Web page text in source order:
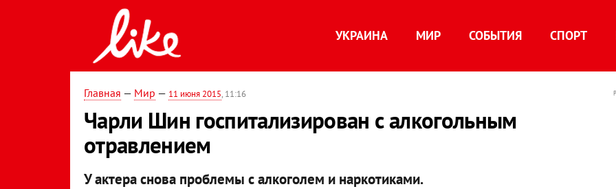
УКРАИНА МИР СОБЫТИЯ СПОРТ
Главная — Мир — 11 июня 2015, 11:16
Чарли Шин госпитализирован с алкогольным
отравлением
У актера снова проблемы с алкоголем и наркотиками.